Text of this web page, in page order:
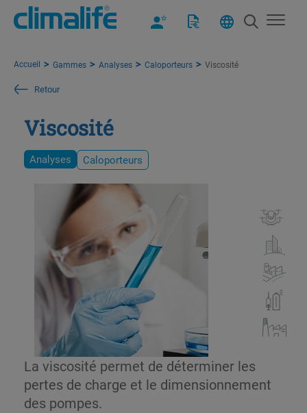
Accueil Gammes Analyses Caloporteurs Viscosité
Retour
Viscosité
Analyses Caloporteurs
La viscosité permet de déterminer les
pertes de charge et le dimensionnement
des pompes.